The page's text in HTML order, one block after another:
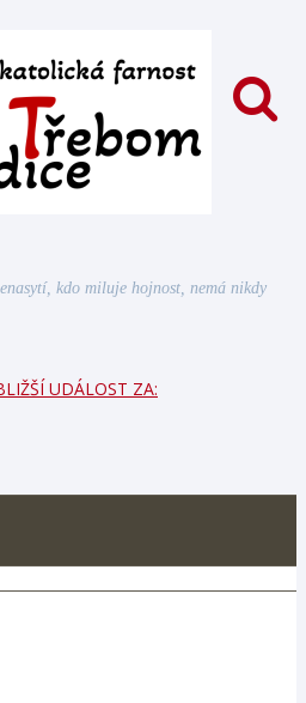
kdo miluje hojnost, nemá nikdy
UDÁLOST ZA: